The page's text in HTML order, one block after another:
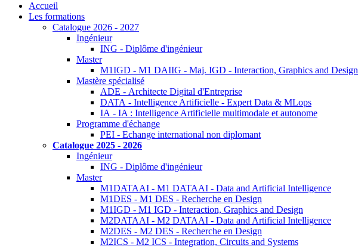
Accueil
Les formations
Catalogue 2026 - 2027
Ingénieur
ING - Diplôme d'ingénieur
Master
M1IGD - M1 DAIIG - Maj. IGD - Interaction, Graphics and Design
Mastère spécialisé
ADE - Architecte Digital d'Entreprise
DATA - Intelligence Artificielle - Expert Data & MLops
IA - IA : Intelligence Artificielle multimodale et autonome
Programme d'échange
PEI - Echange international non diplomant
Catalogue 2025 - 2026
Ingénieur
ING - Diplôme d'ingénieur
Master
M1DATAAI - M1 DATAAI - Data and Artificial Intelligence
M1DES - M1 DES - Recherche en Design
M1IGD - M1 IGD - Interaction, Graphics and Design
M2DATAAI - M2 DATAAI - Data and Artificial Intelligence
M2DES - M2 DES - Recherche en Design
M2ICS - M2 ICS - Integration, Circuits and Systems